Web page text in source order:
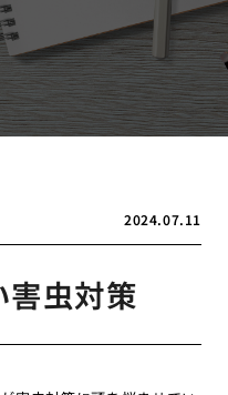
2024.07.11
虫対策